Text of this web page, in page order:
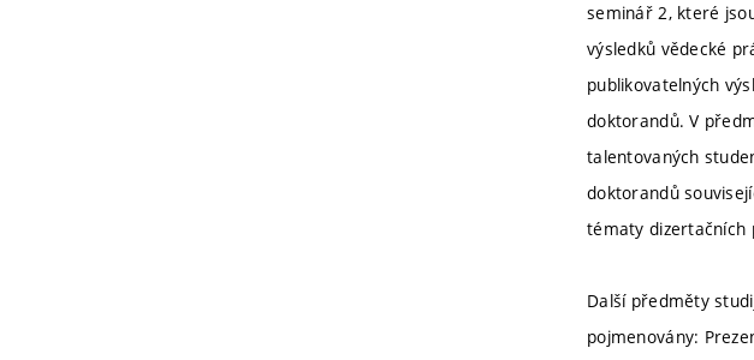
seminář 2, které
výsledků vědecké
publikovatelných
doktorandů. V
talentovaných
doktorandů
tématy dizertačních
Další předměty
pojmenovány: